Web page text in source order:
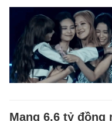
Mang 6,6 tỷ